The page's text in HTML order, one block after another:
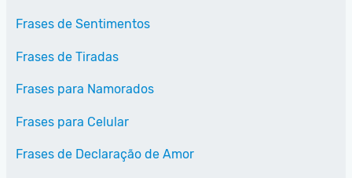
Frases de Sentimentos
Frases de Tiradas
Frases para Namorados
Frases para Celular
Frases de Declaração de Amor